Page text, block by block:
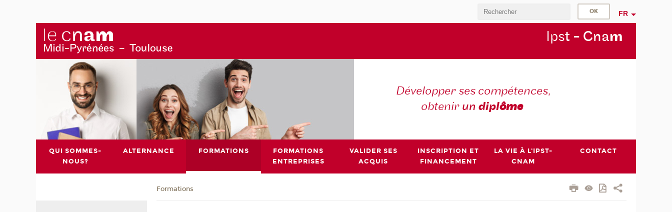
FR
Ipst - Cnam
Développer ses compétences,
obtenir undiplôme
QUI SOMMES-
NOUS?
ALTERNANCE FORMATIONS
FORMATIONS
ENTREPRISES
VALIDER SES
ACQUIS
INSCRIPTION ET
FINANCEMENT
LA VIE À L'IPST-
CNAM
CONTACT
Formations